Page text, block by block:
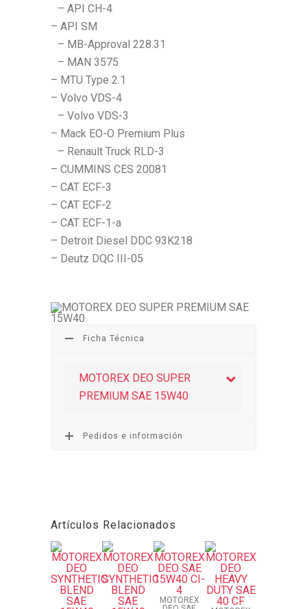
– API CH-4
– API SM
– MB-Approval 228.31
– MAN 3575
– MTU Type 2.1
– Volvo VDS-4
– Volvo VDS-3
– Mack EO-O Premium Plus
– Renault Truck RLD-3
– CUMMINS CES 20081
– CAT ECF-3
– CAT ECF-2
– CAT ECF-1-a
– Detroit Diesel DDC 93K218
– Deutz DQC III-05
Ficha Técnica
MOTOREX DEO SUPER
PREMIUM SAE 15W40
Pedidos e información
Artículos Relacionados
MOTOREX